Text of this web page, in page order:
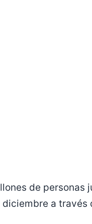
de personas
diciembre a través